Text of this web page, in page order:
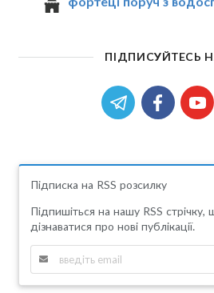
ПІДПИСУЙТЕСЬ
Підписка на RSS розсилку
Підпишіться на нашу RSS
дізнаватися про нові публікації.